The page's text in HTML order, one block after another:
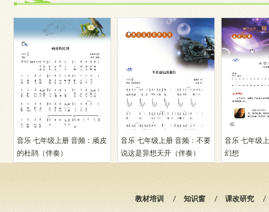
音乐 七年级上册 音频：顽皮
的杜鹃（伴奏）
音乐 七年级上册 音频：不要
说这是异想天开（伴奏）
音乐 七年级
幻想
教材培训 知识窗 课改研究